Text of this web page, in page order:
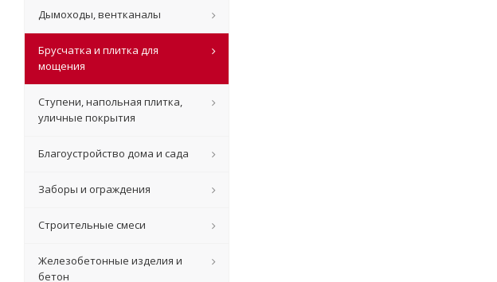
Дымоходы, вентканалы
Брусчатка и плитка для
мощения
Ступени, напольная плитка,
уличные покрытия
Благоустройство дома и сада
Заборы и ограждения
Строительные смеси
Железобетонные изделия и
бетон